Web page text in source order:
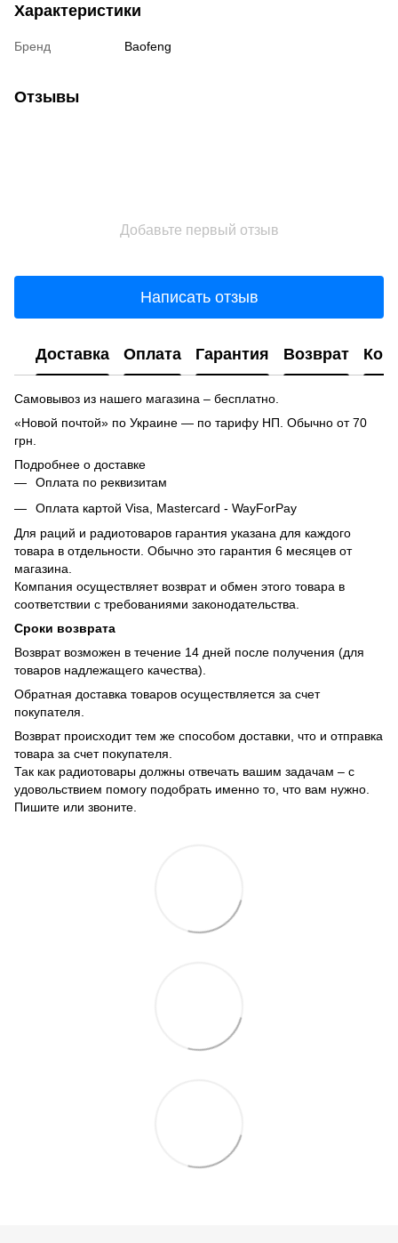
Характеристики
Бренд Baofeng
Отзывы
Добавьте первый отзыв
Написать отзыв
Доставка Оплата Гарантия Возврат
Самовывоз из нашего магазина – бесплатно.
«Новой почтой» по Украине — по тарифу НП. Обычно от 70
грн.
Подробнее о доставке
Оплата по реквизитам
Оплата картой Visa, Mastercard - WayForPay
Для раций и радиотоваров гарантия указана для каждого
товара в отдельности. Обычно это гарантия 6 месяцев от
магазина.
Компания осуществляет возврат и обмен этого товара в
соответствии с требованиями законодательства.
Сроки возврата
Возврат возможен в течение 14 дней после получения (для
товаров надлежащего качества).
Обратная доставка товаров осуществляется за счет
покупателя.
Возврат происходит тем же способом доставки, что и отправка
товара за счет покупателя.
Так как радиотовары должны отвечать вашим задачам – с
удовольствием помогу подобрать именно то, что вам нужно.
Пишите или звоните.